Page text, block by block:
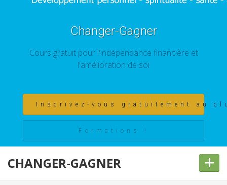
Changer-Gagner
Cours gratuit pour l'indépendance financière et
l'amélioration de soi
Inscrivez-vous gratuitement au
Formations !
CHANGER-GAGNER +